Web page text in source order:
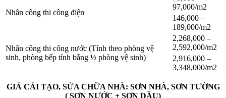
Nhân công thi công điện
97,000/m2
146,000 –
189,000/m2
Nhân công thi công nước (Tính theo phòng vệ
sinh, phòng bếp tính bằng ½ phòng vệ sinh)
2,268,000 –
2,592,000/m2
2,916,000 –
3,348,000/m2
GIÁ CẢI TẠO, SỬA CHỮA NHÀ: SƠN NHÀ, SƠN TƯỜNG
( SƠN NƯỚC + SƠN DẦU)